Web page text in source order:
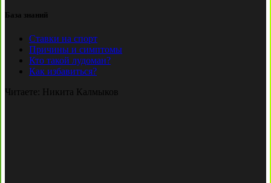
База знаний
Ставки на спорт
Причины и симптомы
Кто такой лудоман?
Как избавиться?
Читаете: Никита Калмыков